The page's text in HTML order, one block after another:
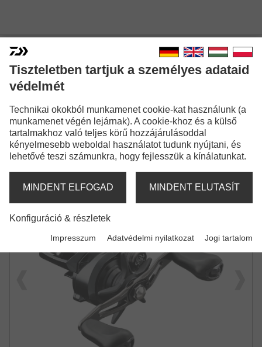
20 TATULA TWS 300
NAGY TEHERBÍRÁSÚ BAITCASTING ORSÓ
Tiszteletben tartjuk a személyes adataid
védelmét
Technikai okokból munkamenet cookie-kat használunk (a
munkamenet végén lejárnak). A cookie-khoz és a külső
tartalmakhoz való teljes körű hozzájárulásoddal
kényelmesebb weboldal használatot tudunk nyújtani, és
lehetővé teszi számunkra, hogy fejlesszük a kínálatunkat.
MINDENT ELFOGAD MINDENT ELUTASÍT
Konfiguráció & részletek
Impresszum Adatvédelmi nyilatkozat Jogi tartalom